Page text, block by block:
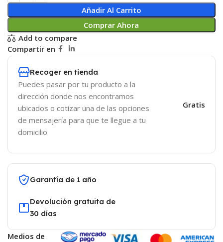
Añadir Al Carrito
Comprar Ahora
Add to compare
Compartir en
Recoger en tienda
Puedes pasar por tu producto a la
dirección donde nos encontramos
ubicados o cotizar una de las opciones
de mensajería para que te llegue a tu
domicilio
Gratis
Garantía de 1 año
Devolución gratuita de
30 días
Medios de